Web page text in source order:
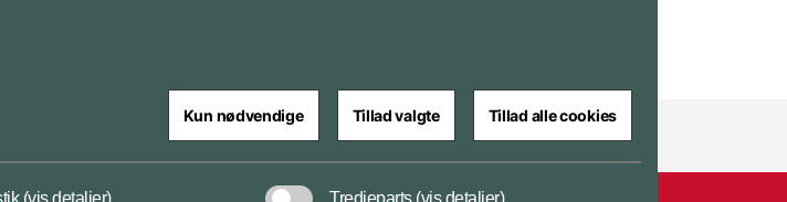
Kun nødvendige Tillad valgte Tillad alle cookies
(vis detaljer) Tredjeparts (vis detaljer)